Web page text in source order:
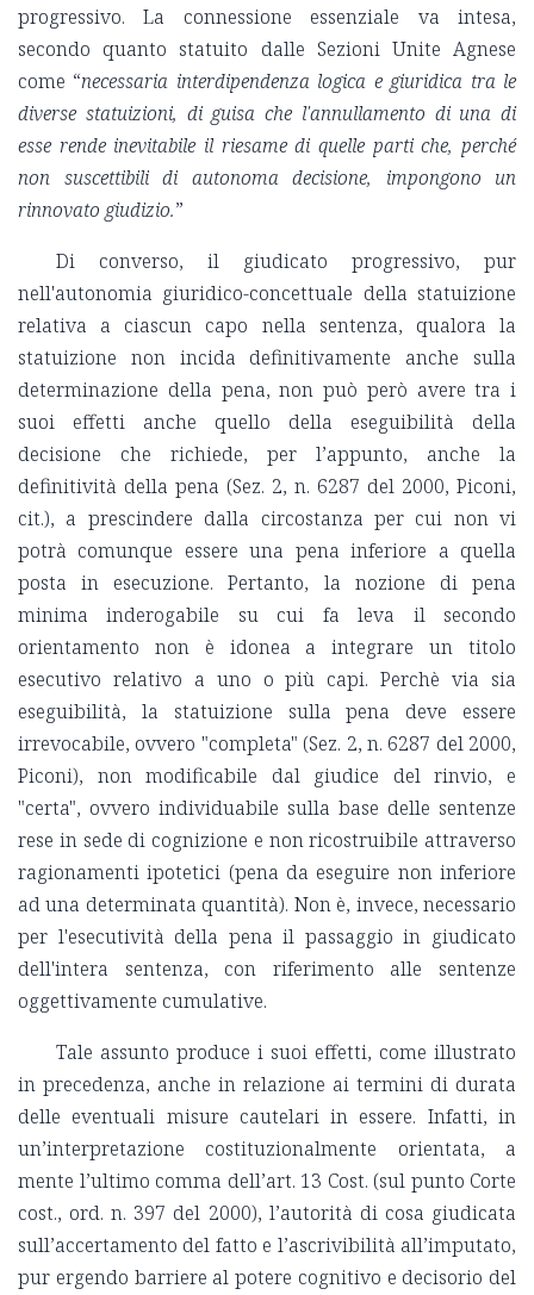
progressivo. La connessione essenziale va intesa,
secondo quanto statuito dalle Sezioni Unite Agnese
come “necessaria interdipendenza logica e giuridica tra le
diverse statuizioni, di guisa che l'annullamento di una di
esse rende inevitabile il riesame di quelle parti che, perché
non suscettibili di autonoma decisione, impongono un
rinnovato giudizio.”
Di converso, il giudicato progressivo, pur
nell'autonomia giuridico-concettuale della statuizione
relativa a ciascun capo nella sentenza, qualora la
statuizione non incida definitivamente anche sulla
determinazione della pena, non può però avere tra i
suoi effetti anche quello della eseguibilità della
decisione che richiede, per l’appunto, anche la
definitività della pena (Sez. 2, n. 6287 del 2000, Piconi,
cit.), a prescindere dalla circostanza per cui non vi
potrà comunque essere una pena inferiore a quella
posta in esecuzione. Pertanto, la nozione di pena
minima inderogabile su cui fa leva il secondo
orientamento non è idonea a integrare un titolo
esecutivo relativo a uno o più capi. Perchè via sia
eseguibilità, la statuizione sulla pena deve essere
irrevocabile, ovvero "completa" (Sez. 2, n. 6287 del 2000,
Piconi), non modificabile dal giudice del rinvio, e
"certa", ovvero individuabile sulla base delle sentenze
rese in sede di cognizione e non ricostruibile attraverso
ragionamenti ipotetici (pena da eseguire non inferiore
ad una determinata quantità). Non è, invece, necessario
per l'esecutività della pena il passaggio in giudicato
dell'intera sentenza, con riferimento alle sentenze
oggettivamente cumulative.
Tale assunto produce i suoi effetti, come illustrato
in precedenza, anche in relazione ai termini di durata
delle eventuali misure cautelari in essere. Infatti, in
un’interpretazione costituzionalmente orientata, a
mente l’ultimo comma dell’art. 13 Cost. (sul punto Corte
cost., ord. n. 397 del 2000), l’autorità di cosa giudicata
sull’accertamento del fatto e l’ascrivibilità all’imputato,
pur ergendo barriere al potere cognitivo e decisorio del